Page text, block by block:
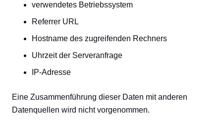
verwendetes Betriebssystem
Referrer URL
Hostname des zugreifenden Rechners
Uhrzeit der Serveranfrage
IP-Adresse
Eine Zusammenführung dieser Daten mit anderen
Datenquellen wird nicht vorgenommen.